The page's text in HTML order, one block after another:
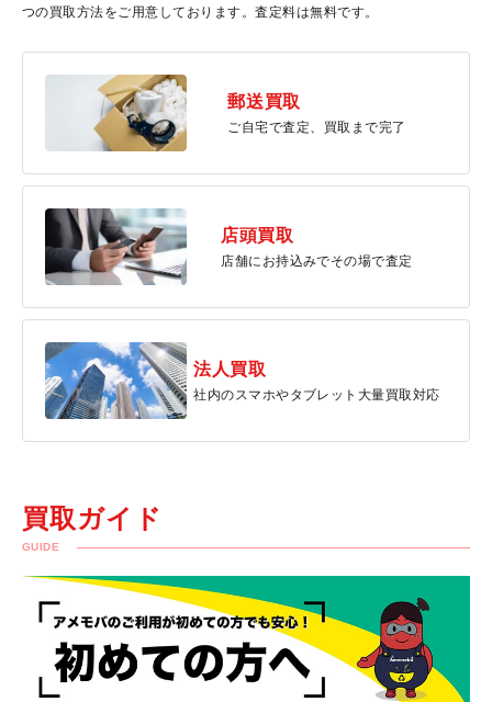
つの買取方法をご用意しております。査定料は無料です。
郵送買取
ご自宅で査定、買取まで完了
店頭買取
店舗にお持込みでその場で査定
法人買取
社内のスマホやタブレット大量買取対応
買取ガイド
GUIDE